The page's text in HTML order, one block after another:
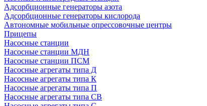
Адсорбционные генераторы азота
Адсорбционные генераторы кислорода
Автономные мобильные опрессовочные центры
Прицепы
Насосные станции
Насосные станции МДН
Насосные станции ПСМ
Насосные агрегаты типа Д
Насосные агрегаты типа К
Насосные агрегаты типа П
Насосные агрегаты типа СВ